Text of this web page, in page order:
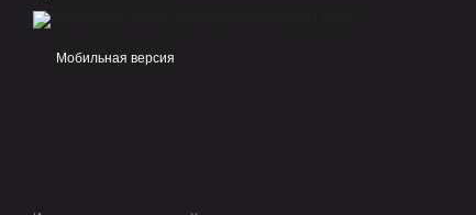
Мобильная версия